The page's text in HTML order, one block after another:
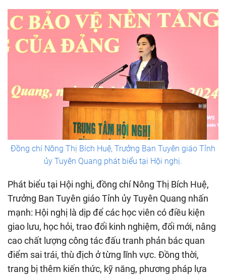
Đồng chí Nông Thị Bích Huệ, Trưởng Ban Tuyên giáo Tỉnh
ủy Tuyên Quang phát biểu tại Hội nghị.
Phát biểu tại Hội nghị, đồng chí Nông Thị Bích Huệ,
Trưởng Ban Tuyên giáo Tỉnh ủy Tuyên Quang nhấn
mạnh: Hội nghị là dịp để các học viên có điều kiện
giao lưu, học hỏi, trao đổi kinh nghiệm, đổi mới, nâng
cao chất lượng công tác đấu tranh phản bác quan
điểm sai trái, thù địch ở từng lĩnh vực. Đồng thời,
trang bị thêm kiến thức, kỹ năng, phương pháp lựa